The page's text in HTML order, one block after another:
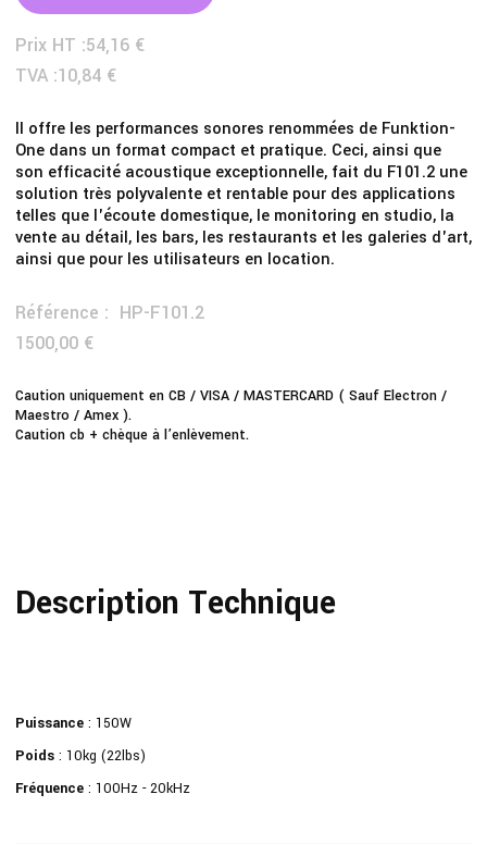
Prix HT :54,16 €
TVA :10,84 €
Il offre les performances sonores renommées de Funktion-
One dans un format compact et pratique. Ceci, ainsi que
son efficacité acoustique exceptionnelle, fait du F101.2 une
solution très polyvalente et rentable pour des applications
telles que l'écoute domestique, le monitoring en studio, la
vente au détail, les bars, les restaurants et les galeries d'art,
ainsi que pour les utilisateurs en location.
Référence : HP-F101.2
1500,00 €
Caution uniquement en CB / VISA / MASTERCARD ( Sauf Electron /
Maestro / Amex ).
Caution cb + chèque à l’enlèvement.
Description Technique
Puissance : 150W
Poids : 10kg (22lbs)
Fréquence : 100Hz - 20kHz